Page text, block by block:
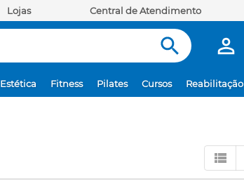
Lojas Central de Atendimento
Estética Fitness Pilates Cursos Reabilitação